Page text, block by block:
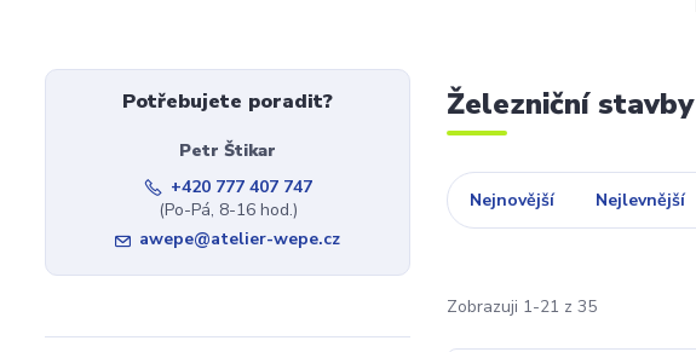
Železniční stavby
Nejnovější Nejlevnější
Zobrazuji 1-21 z 35
Potřebujete poradit?
Petr Štikar
+420 777 407 747
(Po-Pá, 8-16 hod.)
awepe@atelier-wepe.cz